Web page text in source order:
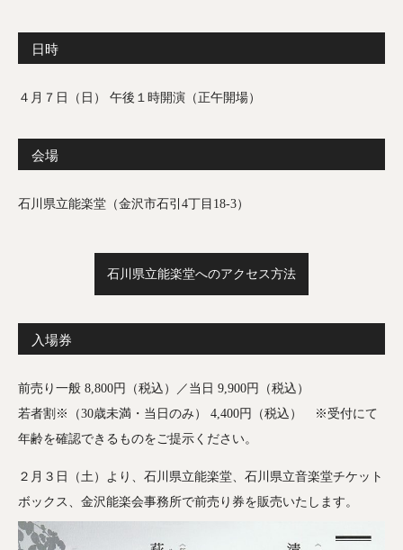
日時
４月７日（日） 午後１時開演（正午開場）
会場
石川県立能楽堂（金沢市石引4丁目18-3）
石川県立能楽堂へのアクセス方法
入場券
前売り一般 8,800円（税込）／当日 9,900円（税込）
若者割※（30歳未満・当日のみ） 4,400円（税込） ※受付にて
年齢を確認できるものをご提示ください。
２月３日（土）より、石川県立能楽堂、石川県立音楽堂チケット
ボックス、金沢能楽会事務所で前売り券を販売いたします。